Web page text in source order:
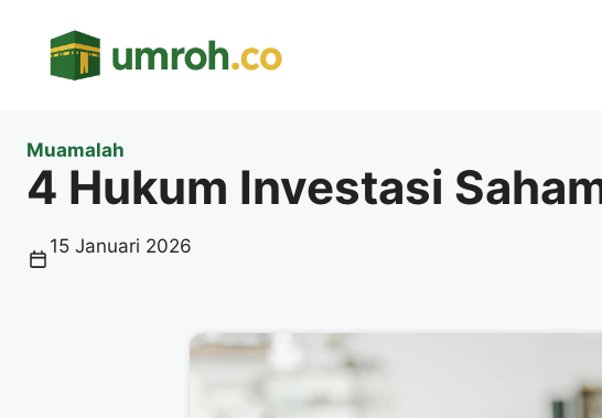
Muamalah
4 Hukum Investasi
15 Januari 2026